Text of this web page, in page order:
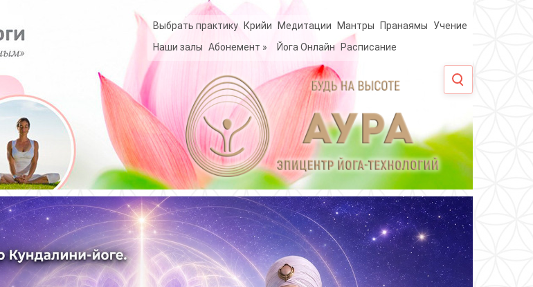
Выбрать практику Крийи Медитации Мантры Пранаямы
Учение
Наши залы Абонемент » Йога Онлайн Расписание